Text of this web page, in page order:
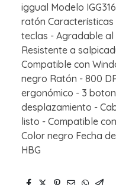
iggual Modelo
ratón Características
teclas - Agradable
Resistente a
Compatible con
negro Ratón - 800
ergonómico - 3
desplazamiento -
listo - Compatible
Color negro Fecha
HBG